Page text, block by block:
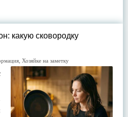
какую сковородку
Хозяйке на заметку